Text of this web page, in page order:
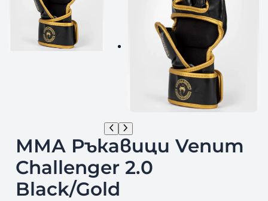
ММА Ръкавици Venum
Challenger 2.0
Black/Gold